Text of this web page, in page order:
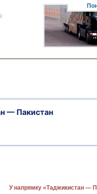
— Пакистан
У напрямку «Таджикистан —